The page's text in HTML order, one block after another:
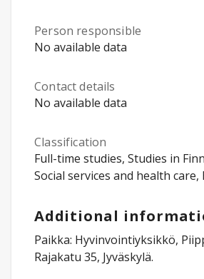
Person responsible
No available data
Contact details
No available data
Classification
Full-time studies, Studies in
Social services and health
Additional
Paikka: Hyvinvointiyksikkö,
Rajakatu 35, Jyväskylä.